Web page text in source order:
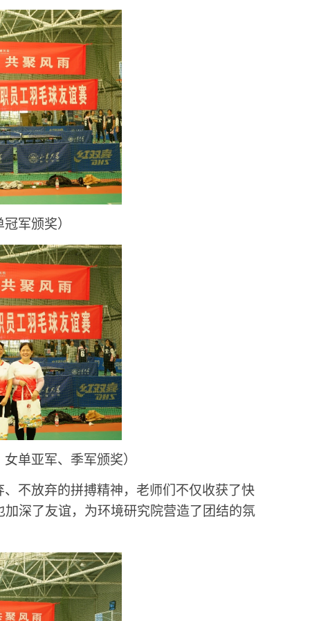
军颁奖）
单亚军、季军颁奖）
不放弃的拼搏精神，老师们不仅收获了快
深了友谊，为环境研究院营造了团结的氛